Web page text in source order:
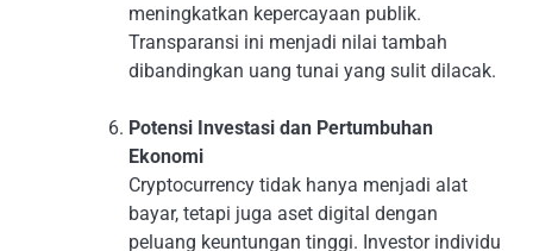
meningkatkan kepercayaan publik.
Transparansi ini menjadi nilai tambah
dibandingkan uang tunai yang sulit dilacak.
Potensi Investasi dan Pertumbuhan
Ekonomi
Cryptocurrency tidak hanya menjadi alat
bayar, tetapi juga aset digital dengan
peluang keuntungan tinggi. Investor individu